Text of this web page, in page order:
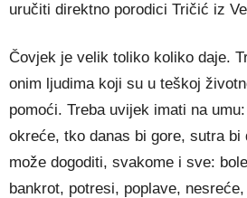
uručiti direktno porodici Tričić iz
Čovjek je velik toliko koliko daje.
onim ljudima koji su u teškoj
pomoći. Treba uvijek imati na
okreće, tko danas bi gore, sutra bi
može dogoditi, svakome i sve:
bankrot, potresi, poplave,